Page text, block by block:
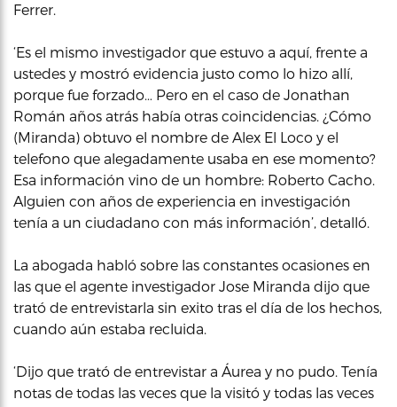
Ferrer.
‘Es el mismo investigador que estuvo a aquí, frente a
ustedes y mostró evidencia justo como lo hizo allí,
porque fue forzado… Pero en el caso de Jonathan
Román años atrás había otras coincidencias. ¿Cómo
(Miranda) obtuvo el nombre de Alex El Loco y el
telefono que alegadamente usaba en ese momento?
Esa información vino de un hombre: Roberto Cacho.
Alguien con años de experiencia en investigación
tenía a un ciudadano con más información’, detalló.
La abogada habló sobre las constantes ocasiones en
las que el agente investigador Jose Miranda dijo que
trató de entrevistarla sin exito tras el día de los hechos,
cuando aún estaba recluida.
‘Dijo que trató de entrevistar a Áurea y no pudo. Tenía
notas de todas las veces que la visitó y todas las veces